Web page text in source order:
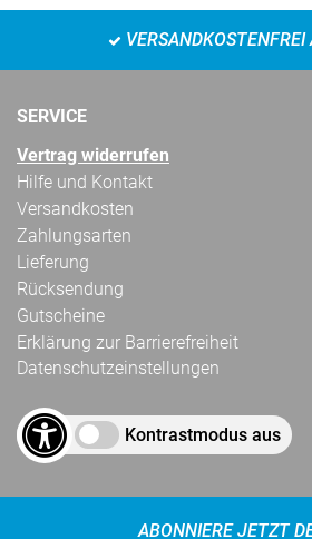
SERVICE
Vertrag widerrufen
Hilfe und Kontakt
Versandkosten
Zahlungsarten
Lieferung
Rücksendung
Gutscheine
Erklärung zur Barrierefreiheit
Datenschutzeinstellungen
Kontrastmodus aus
ABONNIERE JETZT